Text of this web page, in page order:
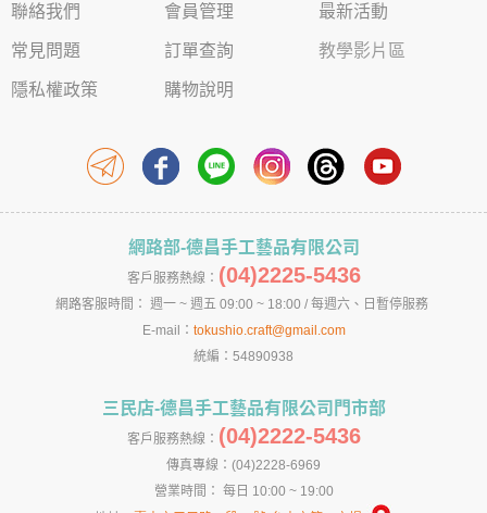
聯絡我們
常見問題
隱私權政策
會員管理
訂單查詢
購物說明
最新活動
教學影片區
網路部-德昌手工藝品有限公司
客戶服務熱線： (04)2225-5436
網路客服時間： 週一 ~ 週五 09:00 ~ 18:00 / 每週六、日暫停服務
E-mail： tokushio.craft@gmail.com
統編：54890938
三民店-德昌手工藝品有限公司門市部
客戶服務熱線： (04)2222-5436
傳真專線：(04)2228-6969
營業時間： 每日 10:00 ~ 19:00